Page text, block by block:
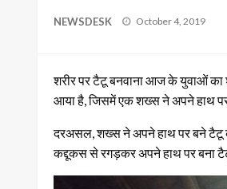
NEWSDESK
Posted
October 4, 2019
शरीर पर टैटू बनवाना आज के युवाओं का
आया है, जिसमें एक शख्स ने अपने हाथ
दरअसल, शख्स ने अपने हाथ पर बने टैटू
कद्दूकस से रगड़कर अपने हाथ पर बना